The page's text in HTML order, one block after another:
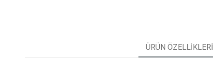
ÜRÜN ÖZELLIKLERI